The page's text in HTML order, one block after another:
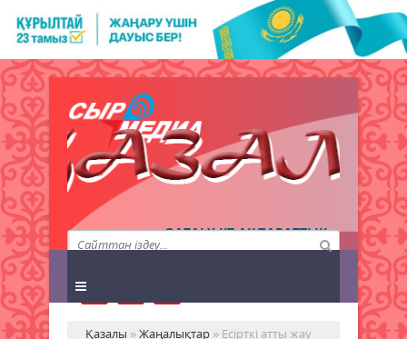
QAZALY.KZ АҚПАРАТТЫҚ
АГЕНТТІГІ
Қазалы »Жаңалықтар » Есірткі атты жау